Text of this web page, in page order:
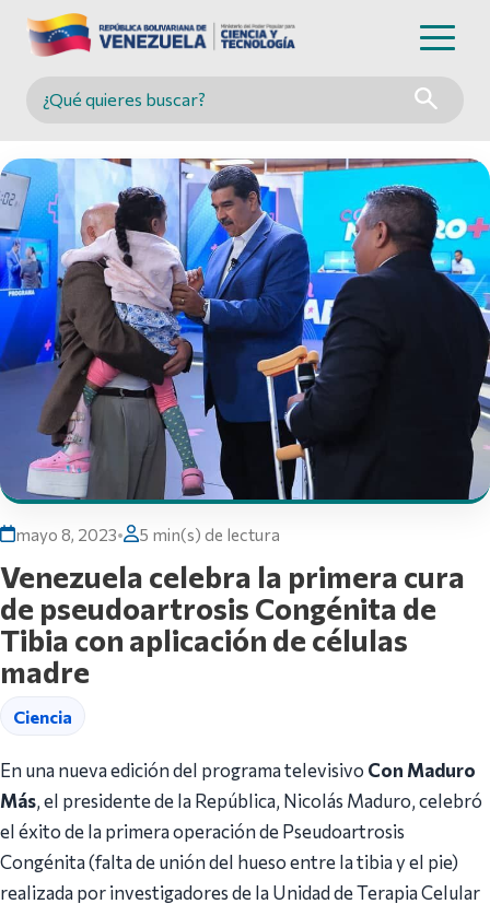
Buscar en MINCYT
mayo 8, 2023• 5 min(s) de lectura
Venezuela celebra la primera cura
de pseudoartrosis Congénita de
Tibia con aplicación de células
madre
Ciencia
En una nueva edición del programa televisivo Con Maduro
Más , el presidente de la República, Nicolás Maduro, celebró
el éxito de la primera operación de Pseudoartrosis
Congénita (falta de unión del hueso entre la tibia y el pie)
realizada por investigadores de la Unidad de Terapia Celular